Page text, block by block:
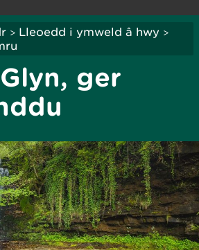
> Lleoedd i ymweld â hwy >
ger